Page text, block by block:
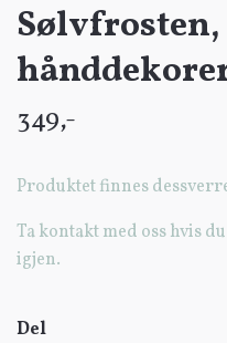
Sølvfrosten,
349,-
Produktet finnes
Ta kontakt med oss hvis
igjen.
Del